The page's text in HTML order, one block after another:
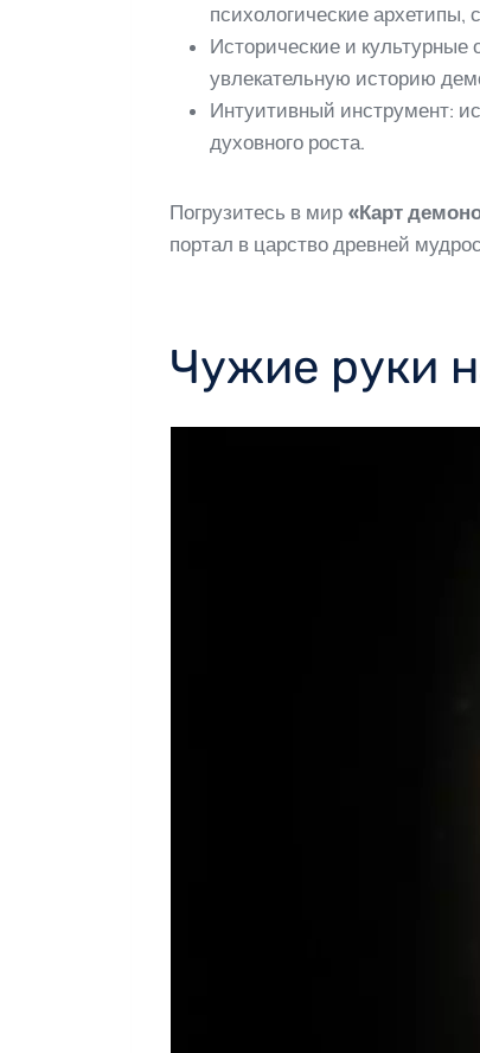
психологические архетипы,
Исторические и
увлекательную историю
Интуитивный инструмент:
духовного роста.
Погрузитесь в мир «Карт
портал в царство древней
Чужие руки